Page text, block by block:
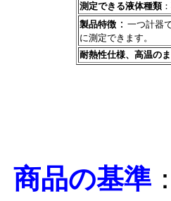
測定できる液体種類
製品特徴 ： 一つ計器
に測定できます。
耐熱性仕様、高温の
商品の基準 ：